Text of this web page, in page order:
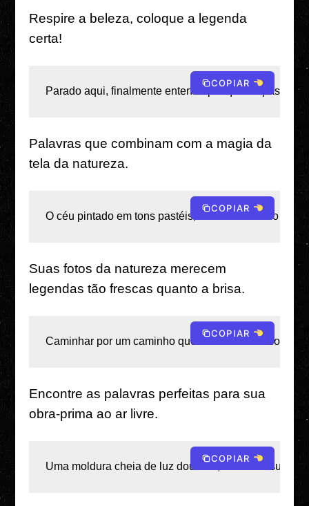
Respire a beleza, coloque a legenda
certa!
Parado aqui, finalmente entendo por que os
COPIAR
Palavras que combinam com a magia da
tela da natureza.
O céu pintado em tons pastéis, a terra brilhando em
COPIAR
Suas fotos da natureza merecem
legendas tão frescas quanto a brisa.
Caminhar por um caminho que só a natureza
COPIAR
Encontre as palavras perfeitas para sua
obra-prima ao ar livre.
Uma moldura cheia de luz dourada, colinas e
COPIAR